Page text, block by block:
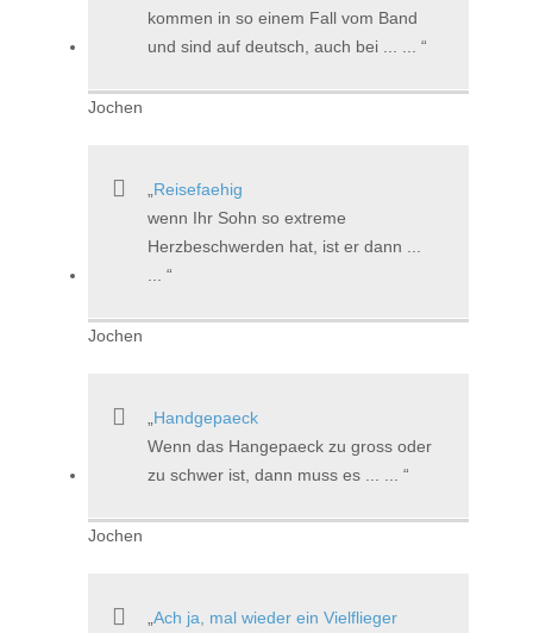
kommen in so einem Fall vom Band
und sind auf deutsch, auch bei ... ...
Jochen
Reisefaehig
wenn Ihr Sohn so extreme
Herzbeschwerden hat, ist er dann ...
Jochen
Handgepaeck
Wenn das Hangepaeck zu gross oder
zu schwer ist, dann muss es ... ...
Jochen
Ach ja, mal wieder ein Vielflieger